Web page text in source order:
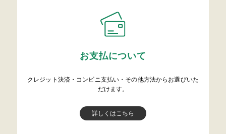
お支払について
クレジット決済・コンビニ支払い・その他方法からお選びいた
だけます。
詳しくはこちら